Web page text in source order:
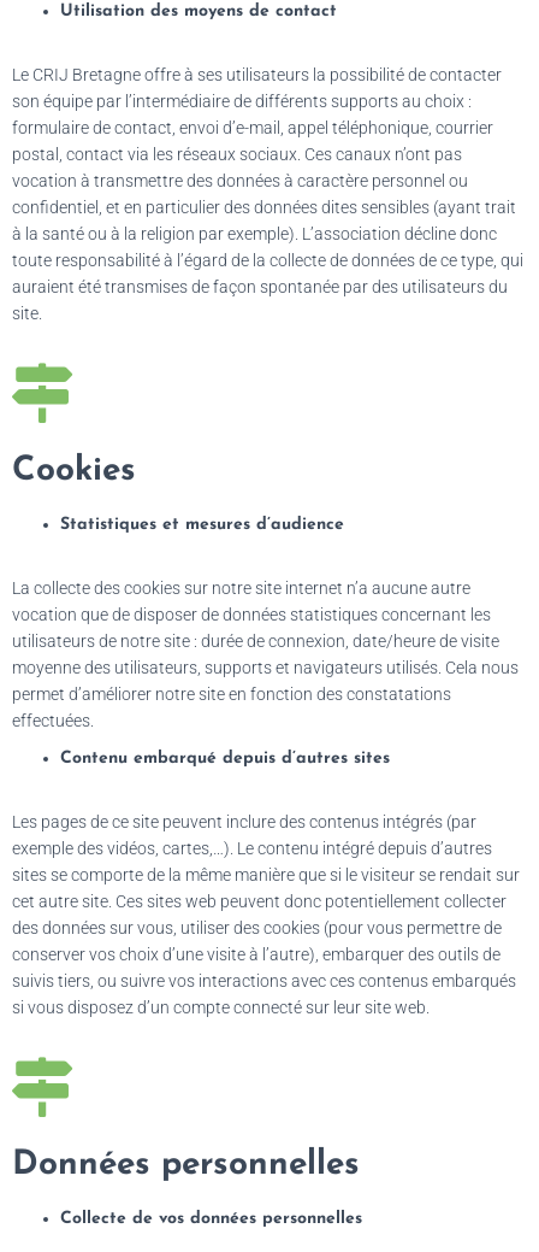
Utilisation des moyens de contact
Le CRIJ Bretagne offre à ses utilisateurs la possibilité de contacter
son équipe par l’intermédiaire de différents supports au choix :
formulaire de contact, envoi d’e-mail, appel téléphonique, courrier
postal, contact via les réseaux sociaux. Ces canaux n’ont pas
vocation à transmettre des données à caractère personnel ou
confidentiel, et en particulier des données dites sensibles (ayant trait
à la santé ou à la religion par exemple). L’association décline donc
toute responsabilité à l’égard de la collecte de données de ce type, qui
auraient été transmises de façon spontanée par des utilisateurs du
site.
Cookies
Statistiques et mesures d’audience
La collecte des cookies sur notre site internet n’a aucune autre
vocation que de disposer de données statistiques concernant les
utilisateurs de notre site : durée de connexion, date/heure de visite
moyenne des utilisateurs, supports et navigateurs utilisés. Cela nous
permet d’améliorer notre site en fonction des constatations
effectuées.
Contenu embarqué depuis d’autres sites
Les pages de ce site peuvent inclure des contenus intégrés (par
exemple des vidéos, cartes,…). Le contenu intégré depuis d’autres
sites se comporte de la même manière que si le visiteur se rendait sur
cet autre site. Ces sites web peuvent donc potentiellement collecter
des données sur vous, utiliser des cookies (pour vous permettre de
conserver vos choix d’une visite à l’autre), embarquer des outils de
suivis tiers, ou suivre vos interactions avec ces contenus embarqués
si vous disposez d’un compte connecté sur leur site web.
Données personnelles
Collecte de vos données personnelles